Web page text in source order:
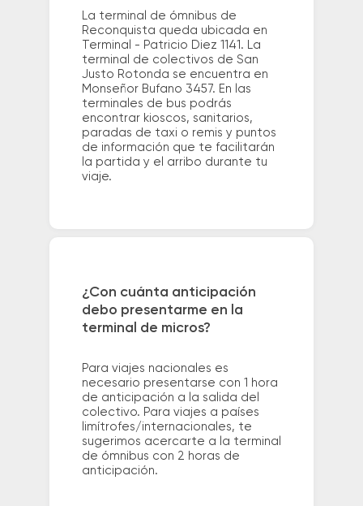
La terminal de ómnibus de
Reconquista queda ubicada en
Terminal - Patricio Diez 1141. La
terminal de colectivos de San
Justo Rotonda se encuentra en
Monseñor Bufano 3457. En las
terminales de bus podrás
encontrar kioscos, sanitarios,
paradas de taxi o remis y puntos
de información que te facilitarán
la partida y el arribo durante tu
viaje.
¿Con cuánta anticipación
debo presentarme en la
terminal de micros?
Para viajes nacionales es
necesario presentarse con 1 hora
de anticipación a la salida del
colectivo. Para viajes a países
limítrofes/internacionales, te
sugerimos acercarte a la terminal
de ómnibus con 2 horas de
anticipación.